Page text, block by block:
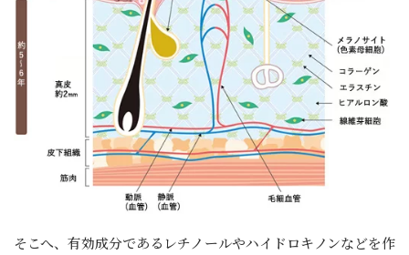
そこへ、有効成分であるレチノールやハイドロキノンなどを作